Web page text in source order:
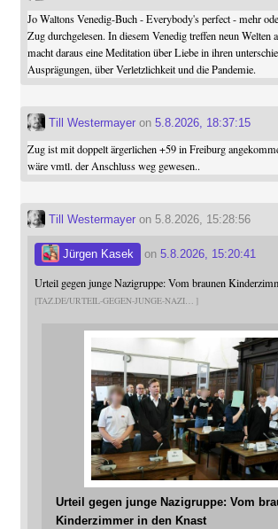
Jo Waltons Venedig-Buch - Everybody's perfect - mehr
Zug durchgelesen. In diesem Venedig treffen neun Welten
macht daraus eine Meditation über Liebe in ihren
Ausprägungen, über Verletzlichkeit und die Pandemie.
Till Westermayeron 5.8.2026, 18:37:15
Zug ist mit doppelt ärgerlichen +59 in Freiburg
wäre vmtl. der Anschluss weg gewesen..
Till Westermayeron 5.8.2026, 15:28:56
Jürgen Kasek on 5.8.2026, 15:20:41
Urteil gegen junge Nazigruppe: Vom braunen
TAZ.DE/URTEIL-GEGEN-JUNGE-NAZI
Urteil gegen junge Nazigruppe: Vom
Kinderzimmer in den Knast